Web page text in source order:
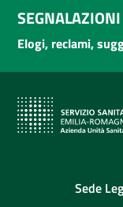
SEGNALAZIONI
Elogi, reclami,
Sede